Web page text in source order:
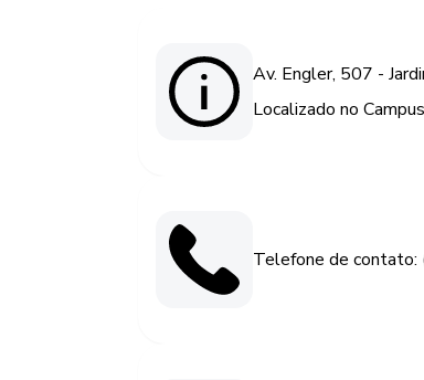
Av. Engler, 507 -
Localizado no
Telefone de